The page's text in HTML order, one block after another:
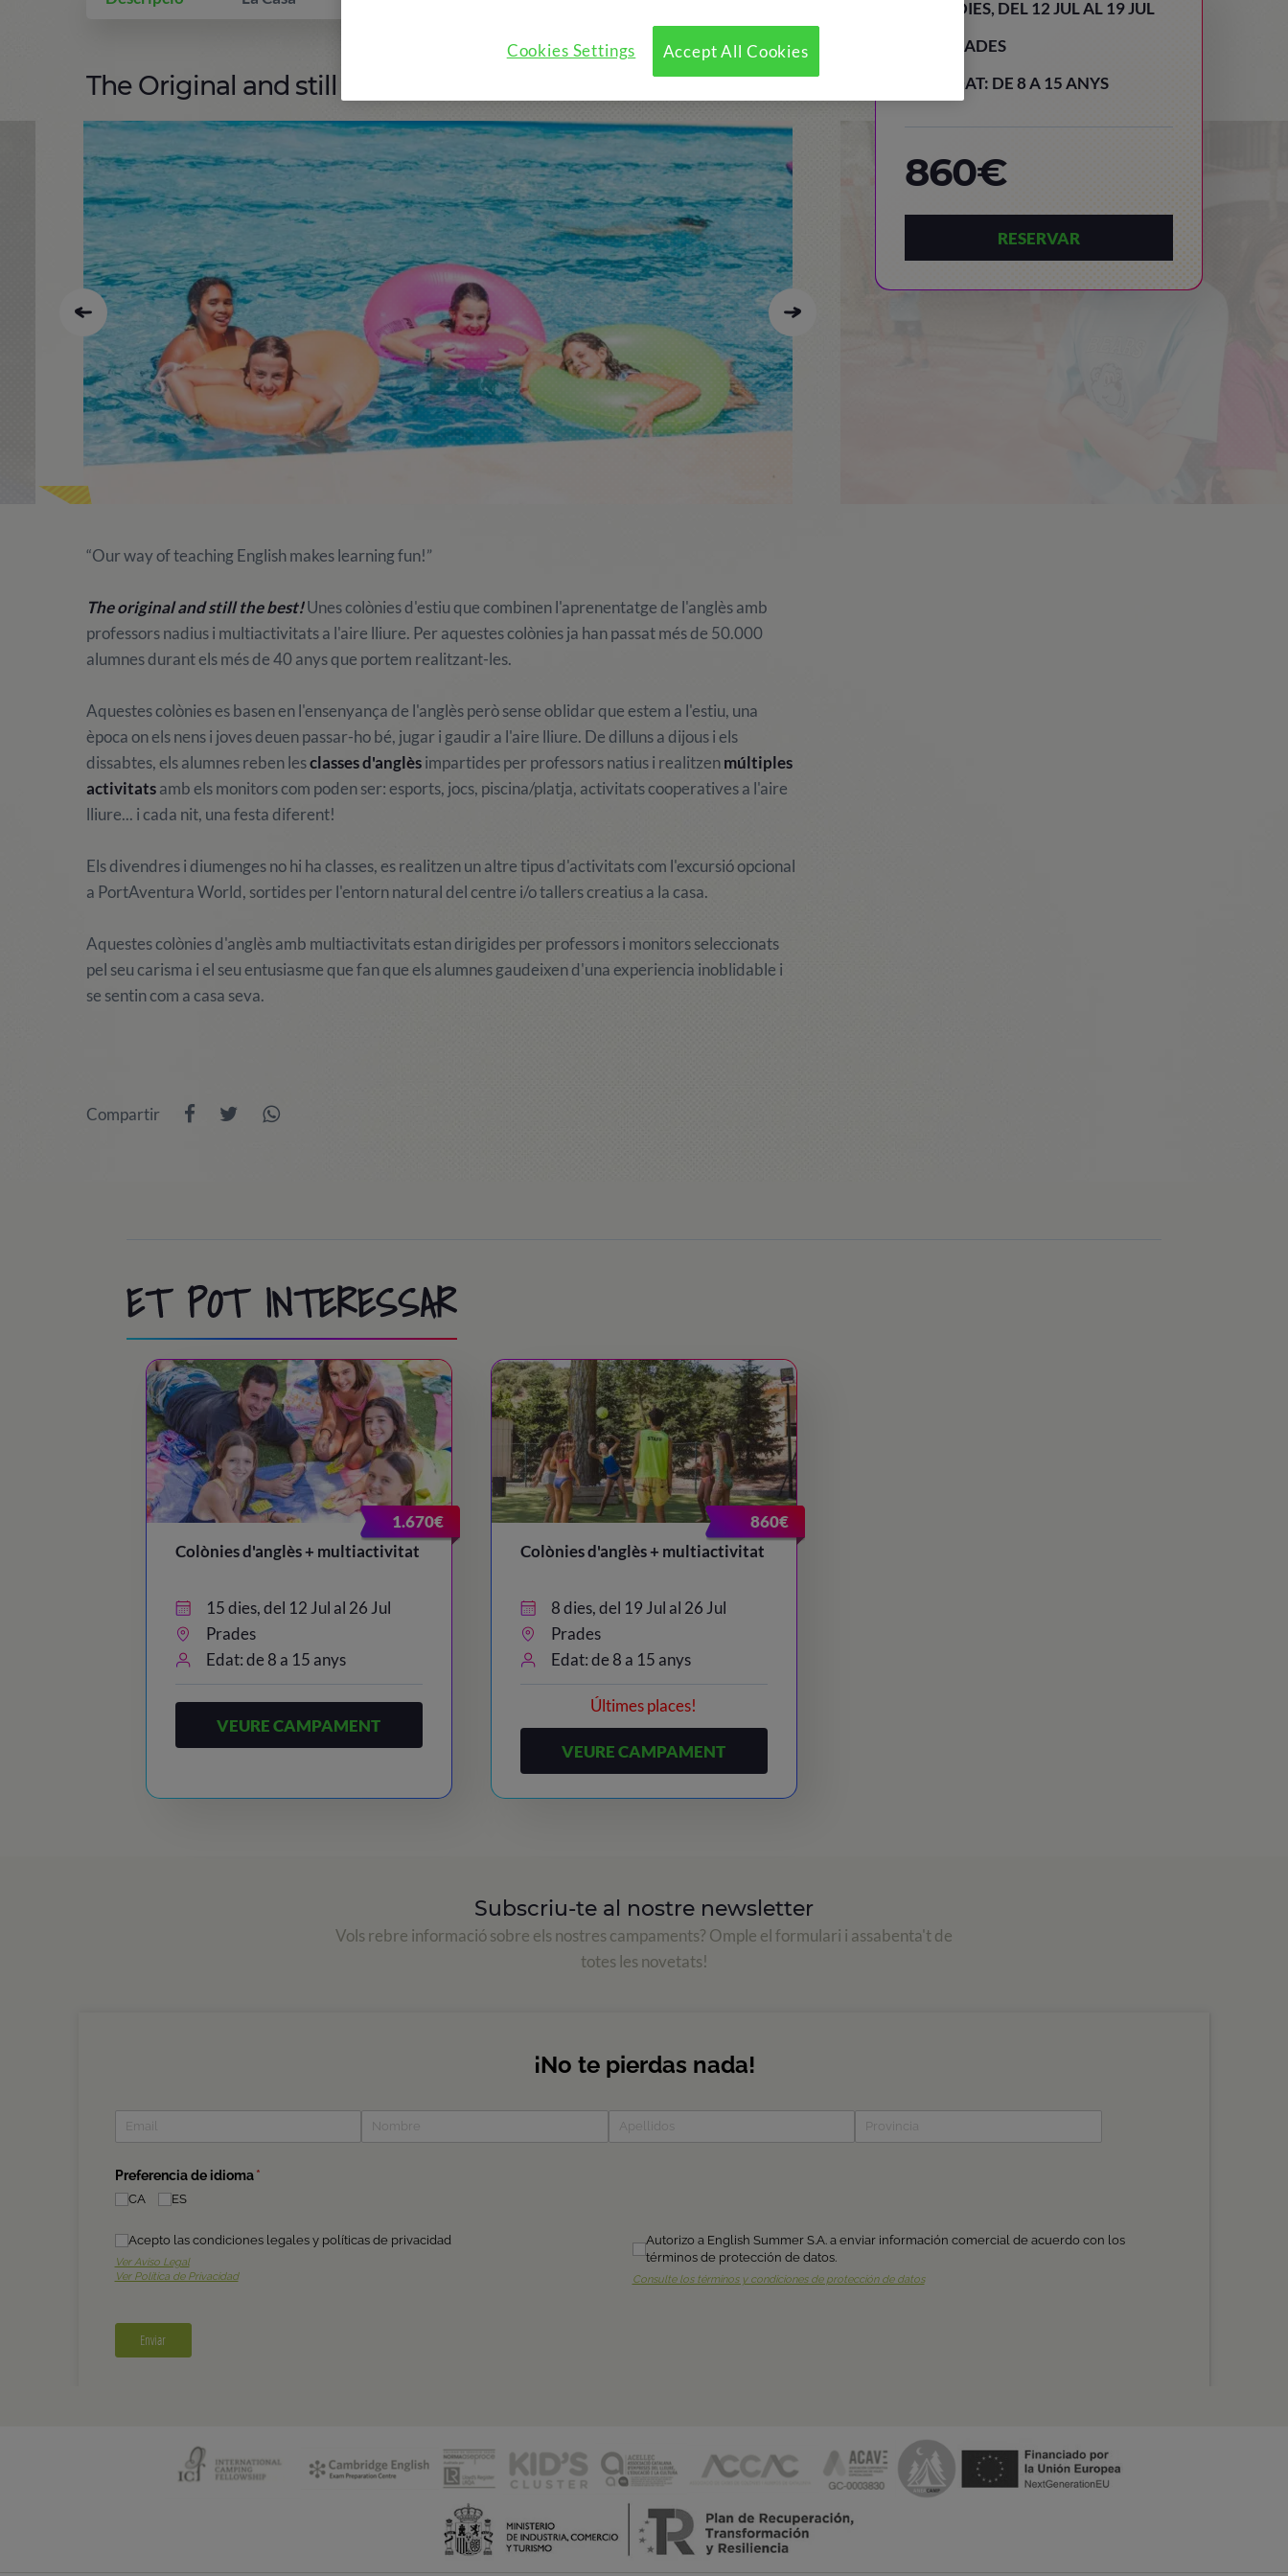
8 DIES, DEL 12 JUL AL 19 JUL
PRADES
EDAT: DE 8 A 15 ANYS
860€
RESERVAR
The Original and still the Best!
“Our way of teaching English makes learning fun!”
The original and still the best!Unes colònies d'estiu que combinen l'aprenentatge de l'anglès amb
professors nadius i multiactivitats a l'aire lliure. Per aquestes colònies ja han passat més de 50.000
alumnes durant els més de 40 anys que portem realitzant-les.
Aquestes colònies es basen en l'ensenyança de l'anglès però sense oblidar que estem a l'estiu, una
època on els nens i joves deuen passar-ho bé, jugar i gaudir a l'aire lliure. De dilluns a dijous i els
dissabtes, els alumnes reben lesclasses d'anglèsimpartides per professors natius i realitzenmúltiples
activitatsamb els monitors com poden ser: esports, jocs, piscina/platja, activitats cooperatives a l'aire
lliure... i cada nit, una festa diferent!
Els divendres i diumenges no hi ha classes, es realitzen un altre tipus d'activitats com l'excursió opcional
a PortAventura World, sortides per l'entorn natural del centre i/o tallers creatius a la casa.
Aquestes colònies d'anglès amb multiactivitats estan dirigides per professors i monitors seleccionats
pel seu carisma i el seu entusiasme que fan que els alumnes gaudeixen d'una experiencia inoblidable i
se sentin com a casa seva.
Compartir
ET POT INTERESSAR
1.670€
Colònies d'anglès + multiactivitat
15 dies, del 12 Jul al 26 Jul
Prades
Edat: de 8 a 15 anys
VEURE CAMPAMENT
860€
Colònies d'anglès + multiactivitat
8 dies, del 19 Jul al 26 Jul
Prades
Edat: de 8 a 15 anys
Últimes places!
VEURE CAMPAMENT
Subscriu-te al nostre newsletter
Vols rebre informació sobre els nostres campaments? Omple el formulari i assabenta't de
totes les novetats!
Accept All Cookies
Cookies Settings